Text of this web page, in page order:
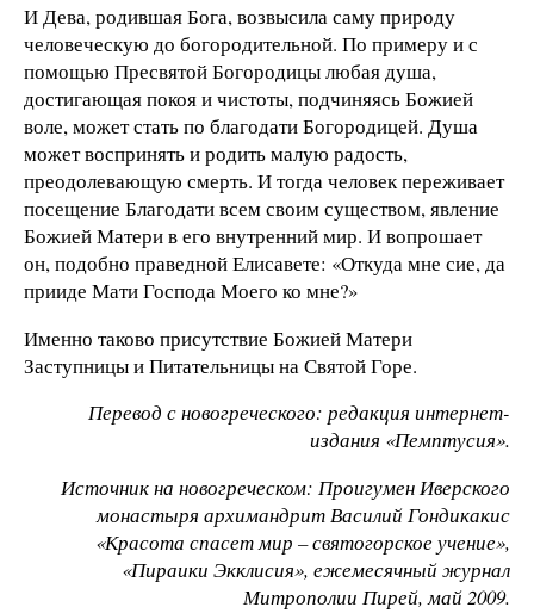
И Дева, родившая Бога, возвысила саму природу
человеческую до богородительной. По примеру и с
помощью Пресвятой Богородицы любая душа,
достигающая покоя и чистоты, подчиняясь Божией
воле, может стать по благодати Богородицей. Душа
может воспринять и родить малую радость,
преодолевающую смерть. И тогда человек переживает
посещение Благодати всем своим существом, явление
Божией Матери в его внутренний мир. И вопрошает
он, подобно праведной Елисавете: «Откуда мне сие, да
прииде Мати Господа Моего ко мне?»
Именно таково присутствие Божией Матери
Заступницы и Питательницы на Святой Горе.
Перевод с новогреческого: редакция интернет-
издания «Пемптусия».
Источник на новогреческом: Проигумен Иверского
монастыря архимандрит Василий Гондикакис
«Красота спасет мир – святогорское учение»,
«Пираики Экклисия», ежемесячный журнал
Митрополии Пирей, май 2009.